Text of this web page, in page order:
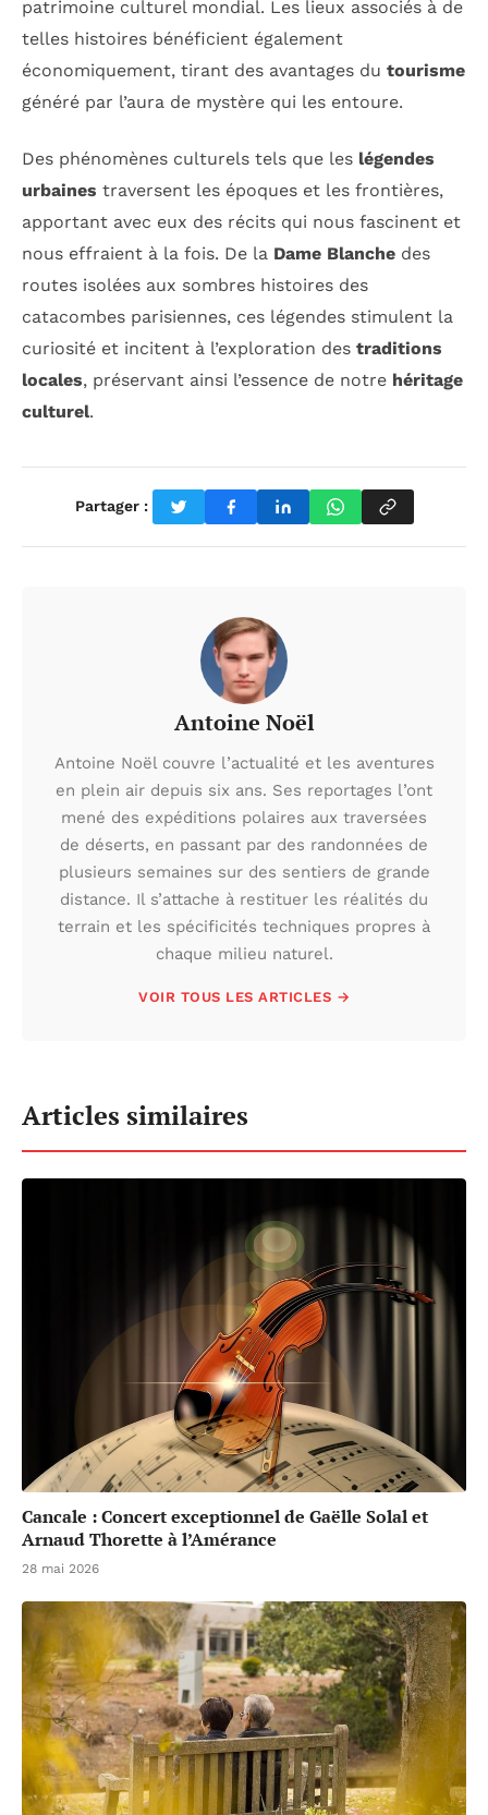
patrimoine culturel mondial. Les lieux associés à de
telles histoires bénéficient également
économiquement, tirant des avantages du tourisme
généré par l’aura de mystère qui les entoure.
Des phénomènes culturels tels que les légendes
urbaines traversent les époques et les frontières,
apportant avec eux des récits qui nous fascinent et
nous effraient à la fois. De la Dame Blanche des
routes isolées aux sombres histoires des
catacombes parisiennes, ces légendes stimulent la
curiosité et incitent à l’exploration des traditions
locales, préservant ainsi l’essence de notre héritage
culturel.
Partager :
Antoine Noël
Antoine Noël couvre l’actualité et les aventures
en plein air depuis six ans. Ses reportages l’ont
mené des expéditions polaires aux traversées
de déserts, en passant par des randonnées de
plusieurs semaines sur des sentiers de grande
distance. Il s’attache à restituer les réalités du
terrain et les spécificités techniques propres à
chaque milieu naturel.
VOIR TOUS LES ARTICLES →
Articles similaires
Cancale : Concert exceptionnel de Gaëlle Solal et
Arnaud Thorette à l’Amérance
28 mai 2026